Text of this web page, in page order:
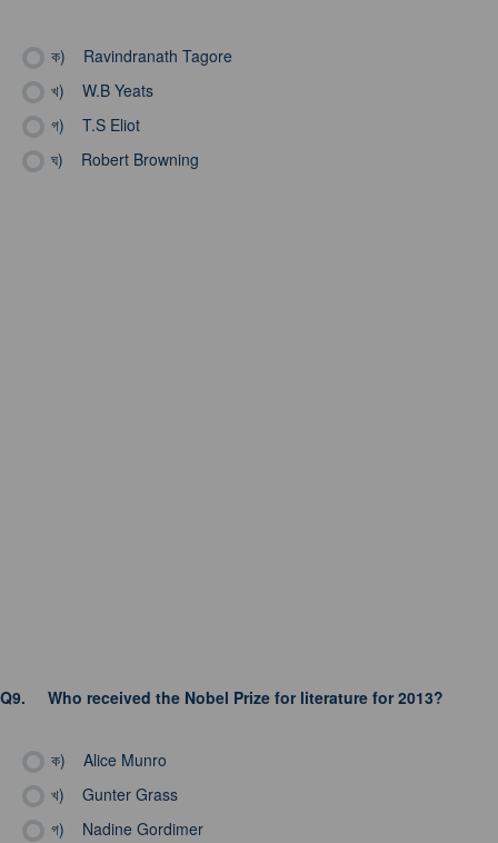
ক)
Ravindranath Tagore
খ)
W.B Yeats
গ)
T.S Eliot
ঘ)
Robert Browning
Q9. Who received the Nobel Prize for literature for 2013?
ক)
Alice Munro
খ)
Gunter Grass
গ)
Nadine Gordimer